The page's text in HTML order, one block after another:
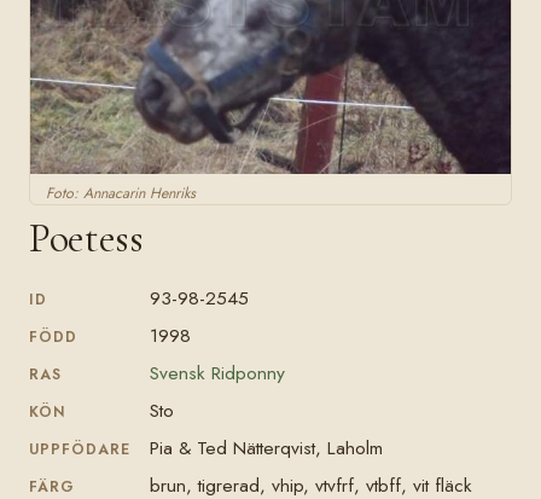
Foto: Annacarin Henriks
Poetess
ID 93-98-2545
FÖDD 1998
RAS Svensk Ridponny
KÖN Sto
UPPFÖDARE Pia & Ted Nätterqvist, Laholm
FÄRG
brun, tigrerad, vhip, vtvfrf, vtbff, vit fläck